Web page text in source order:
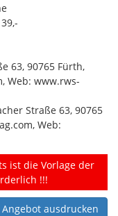
63, 90765 Fürth,
Web: www.rws-
Straße 63, 90765
Web:
ist die Vorlage der
!!!
Angebot ausdrucken